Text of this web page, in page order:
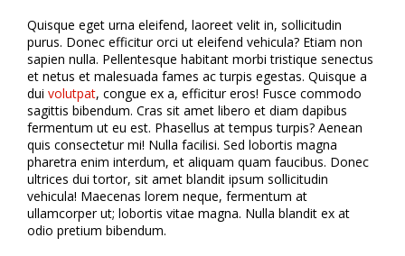
Quisque eget urna eleifend, laoreet velit in, sollicitudin
purus. Donec efficitur orci ut eleifend vehicula? Etiam non
sapien nulla. Pellentesque habitant morbi tristique senectus
et netus et malesuada fames ac turpis egestas. Quisque a
dui volutpat, congue ex a, efficitur eros! Fusce commodo
sagittis bibendum. Cras sit amet libero et diam dapibus
fermentum ut eu est. Phasellus at tempus turpis? Aenean
quis consectetur mi! Nulla facilisi. Sed lobortis magna
pharetra enim interdum, et aliquam quam faucibus. Donec
ultrices dui tortor, sit amet blandit ipsum sollicitudin
vehicula! Maecenas lorem neque, fermentum at
ullamcorper ut; lobortis vitae magna. Nulla blandit ex at
odio pretium bibendum.